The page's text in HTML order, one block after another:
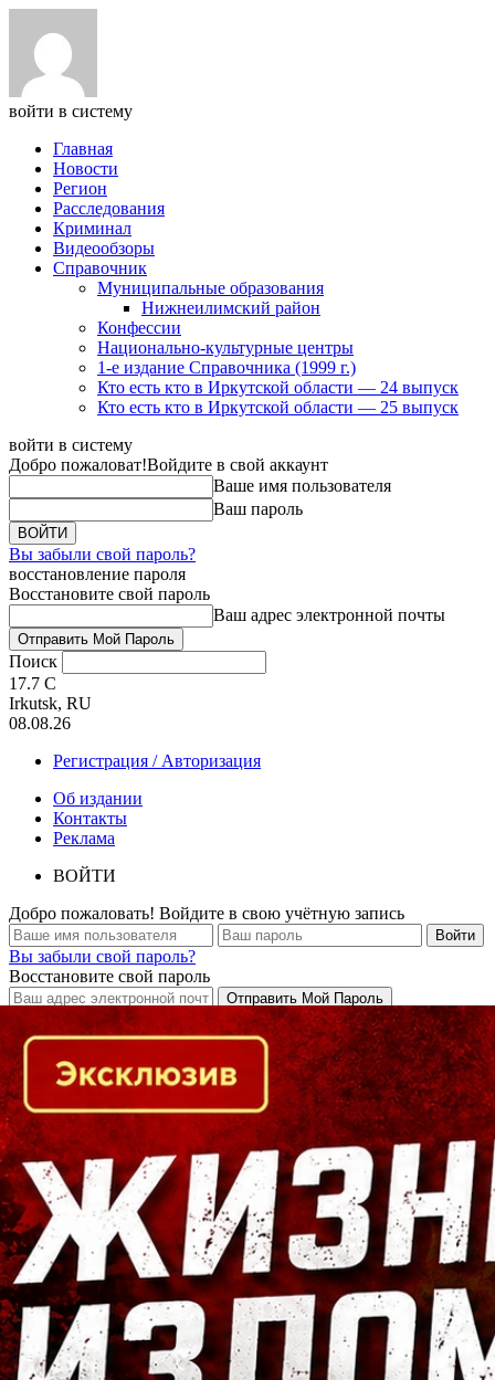
войти в систему
Главная
Новости
Регион
Расследования
Криминал
Видеообзоры
Справочник
Муниципальные образования
Нижнеилимский район
Конфессии
Национально-культурные центры
1-е издание Справочника (1999 г.)
Кто есть кто в Иркутской области — 24 выпуск
Кто есть кто в Иркутской области — 25 выпуск
войти в систему
Добро пожаловат!Войдите в свой аккаунт
Ваше имя пользователя
Ваш пароль
Вы забыли свой пароль?
восстановление пароля
Восстановите свой пароль
Ваш адрес электронной почты
Поиск
17.7 C
Irkutsk, RU
08.08.26
Регистрация / Авторизация
Об издании
Контакты
Реклама
ВОЙТИ
Добро пожаловать! Войдите в свою учётную запись
Вы забыли свой пароль?
Восстановите свой пароль
Кто есть кто в Байкальском регионе